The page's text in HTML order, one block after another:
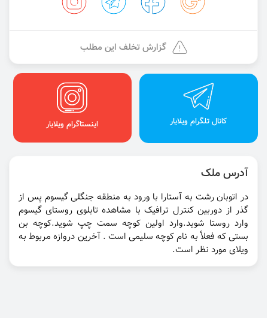
گزارش تخلف این مطلب
کانال تلگرام ویلایار اینستاگرام ویلایار
آدرس ملک
در اتوبان رشت به آستارا با ورود به منطقه جنگلی گیسوم پس از
گذر از دوربین کنترل ترافیک با مشاهده تابلوی روستای گیسوم
وارد روستا شوید.وارد اولین کوچه سمت چپ شوید.کوچه بن
بستی که فعلأ به نام کوچه سلیمی است . آخرین دروازه مربوط به
ویلای مورد نظر است.